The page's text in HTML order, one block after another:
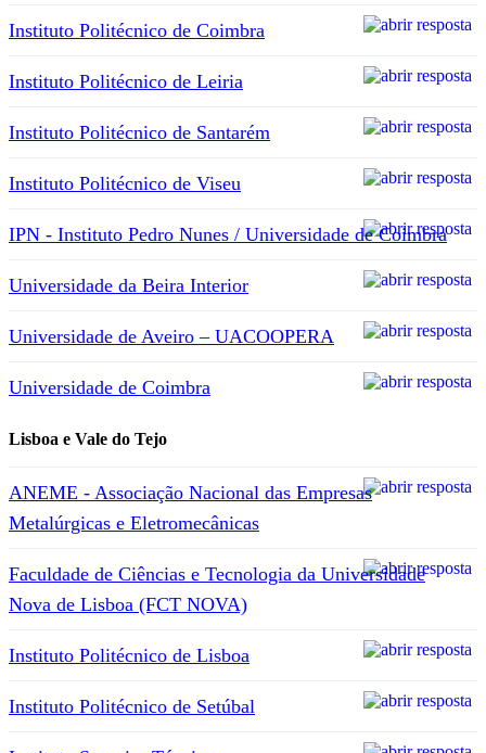
Instituto Politécnico de Coimbra
Instituto Politécnico de Leiria
Instituto Politécnico de Santarém
Instituto Politécnico de Viseu
IPN - Instituto Pedro Nunes / Universidade de Coimbra
Universidade da Beira Interior
Universidade de Aveiro – UACOOPERA
Universidade de Coimbra
Lisboa e Vale do Tejo
ANEME - Associação Nacional das Empresas
Metalúrgicas e Eletromecânicas
Faculdade de Ciências e Tecnologia da Universidade
Nova de Lisboa (FCT NOVA)
Instituto Politécnico de Lisboa
Instituto Politécnico de Setúbal